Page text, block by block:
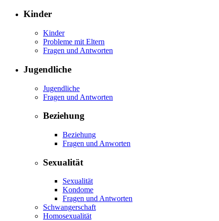
Kinder
Kinder
Probleme mit Eltern
Fragen und Antworten
Jugendliche
Jugendliche
Fragen und Antworten
Beziehung
Beziehung
Fragen und Anworten
Sexualität
Sexualität
Kondome
Fragen und Antworten
Schwangerschaft
Homosexualität